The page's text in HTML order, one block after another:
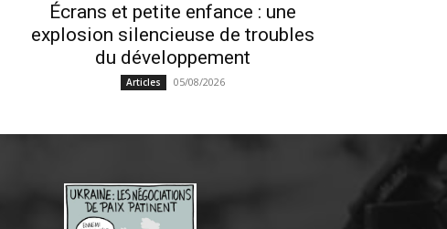
Écrans et petite enfance : une
explosion silencieuse de troubles
du développement
Articles 05/08/2026